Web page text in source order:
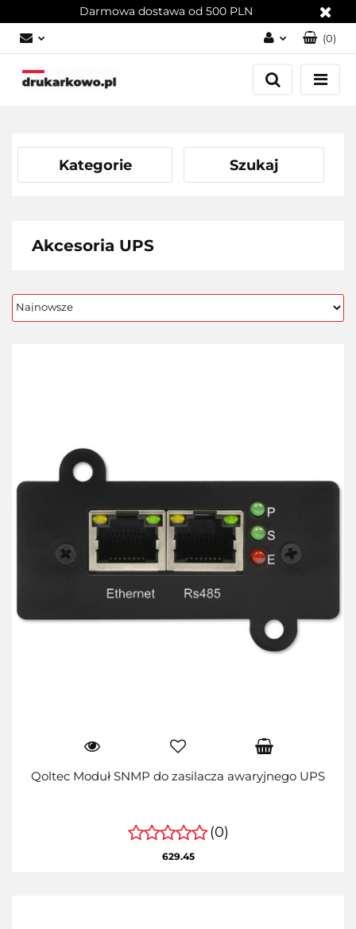
Darmowa dostawa od 500 PLN
Zaloguj się
Załóż konto
(0)
Kategorie Szukaj
Akcesoria UPS
Qoltec Moduł SNMP do zasilacza awaryjnego UPS
(0)
629.45